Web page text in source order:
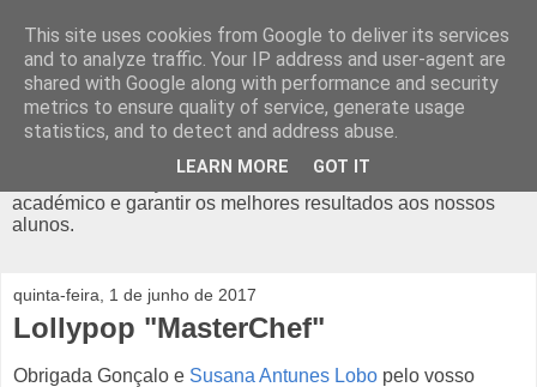
Diário do Lollypop
O Lollypop é um ATL em Odivelas, com actividades como o
Futebol, Hip Hop, Capoeira, Teatro, Yoga, Ballet, Inglês, e
muito mais. Com alvará da Segurança Social, é um espaço
académico e garantir os melhores resultados aos nossos
alunos.
quinta-feira, 1 de junho de 2017
Lollypop "MasterChef"
Obrigada Gonçalo e Susana Antunes Lobo pelo vosso
This site uses cookies from Google to deliver its services
and to analyze traffic. Your IP address and user-agent are
shared with Google along with performance and security
metrics to ensure quality of service, generate usage
statistics, and to detect and address abuse.
LEARN MORE GOT IT